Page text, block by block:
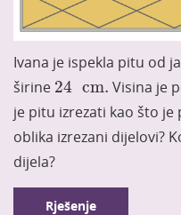
Ivana je ispekla pitu od
širine 24 cm.
24 cm. Visina je
je pitu izrezati kao što je
oblika izrezani dijelovi?
dijela?
Rješenje